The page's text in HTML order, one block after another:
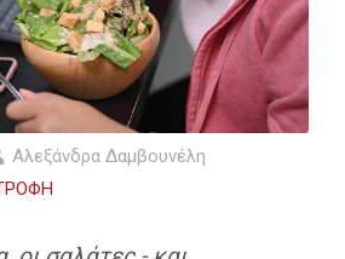
Αλεξάνδρα Δαμβουνέλη